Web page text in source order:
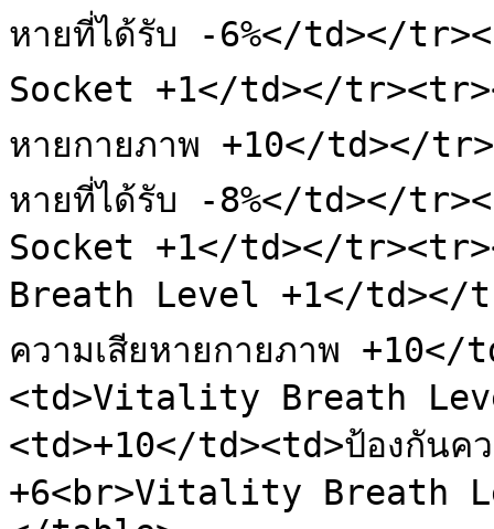
หายที่ได้รับ -6%</td></
Socket +1</td></
หายกายภาพ +10</td></
หายที่ได้รับ -8%</td></
Socket +1</td></
Breath Level +1</td></
ความเสียหายกายภาพ
<td>Vitality Breath
<td>+10</td><td>ป้องกันคว
+6<br>Vitality Breath